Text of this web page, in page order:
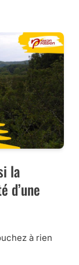
la
d’une
à rien